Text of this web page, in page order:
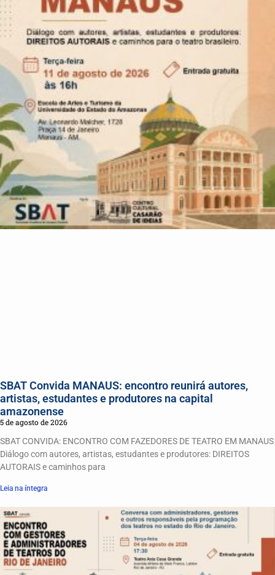
SBAT Convida MANAUS: encontro reunirá autores,
artistas, estudantes e produtores na capital
amazonense
5 de agosto de 2026
SBAT CONVIDA: ENCONTRO COM FAZEDORES DE TEATRO EM MANAUS
Diálogo com autores, artistas, estudantes e produtores: DIREITOS
AUTORAIS e caminhos para
Leia na íntegra